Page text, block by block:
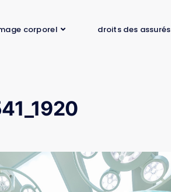
corporel droits des assurés